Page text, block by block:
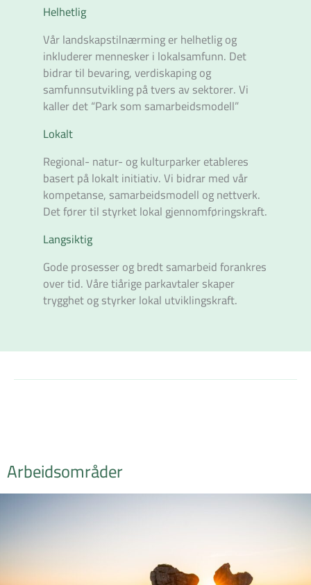
Helhetlig
Vår landskapstilnærming er helhetlig og
inkluderer mennesker i lokalsamfunn. Det
bidrar til bevaring, verdiskaping og
samfunnsutvikling på tvers av sektorer. Vi
kaller det “Park som samarbeidsmodell”
Lokalt
Regional- natur- og kulturparker etableres
basert på lokalt initiativ. Vi bidrar med vår
kompetanse, samarbeidsmodell og nettverk.
Det fører til styrket lokal gjennomføringskraft.
Langsiktig
Gode prosesser og bredt samarbeid forankres
over tid. Våre tiårige parkavtaler skaper
trygghet og styrker lokal utviklingskraft.
Arbeidsområder